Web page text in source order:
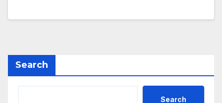
Search
Search